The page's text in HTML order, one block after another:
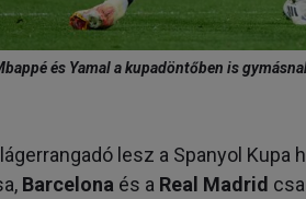
és Yamal a kupadöntőben is
lesz a Spanyol
Barcelona és a Real Madrid